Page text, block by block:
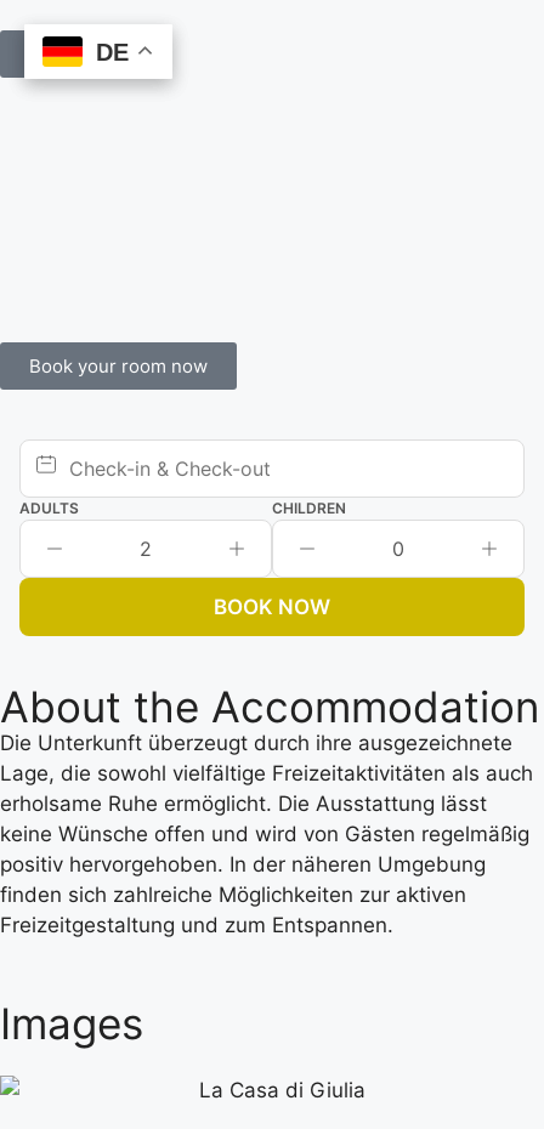
Book Online
Book your room now
ADULTS
2
CHILDREN
0
BOOK NOW
About the Accommodation
Die Unterkunft überzeugt durch ihre ausgezeichnete
Lage, die sowohl vielfältige Freizeitaktivitäten als auch
erholsame Ruhe ermöglicht. Die Ausstattung lässt
keine Wünsche offen und wird von Gästen regelmäßig
positiv hervorgehoben. In der näheren Umgebung
finden sich zahlreiche Möglichkeiten zur aktiven
Freizeitgestaltung und zum Entspannen.
Images
DE
DE